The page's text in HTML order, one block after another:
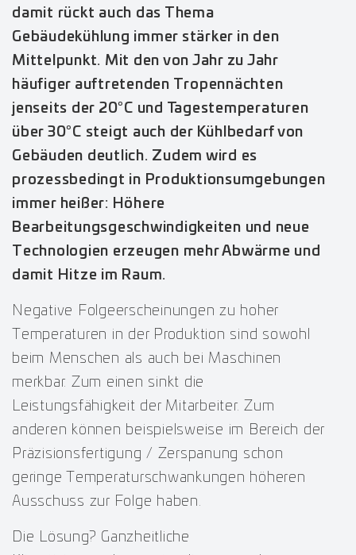
damit rückt auch das Thema
Gebäudekühlung immer stärker in den
Mittelpunkt. Mit den von Jahr zu Jahr
häufiger auftretenden Tropennächten
jenseits der 20°C und Tagestemperaturen
über 30°C steigt auch der Kühlbedarf von
Gebäuden deutlich. Zudem wird es
prozessbedingt in Produktionsumgebungen
immer heißer: Höhere
Bearbeitungsgeschwindigkeiten und neue
Technologien erzeugen mehr Abwärme und
damit Hitze im Raum.
Negative Folgeerscheinungen zu hoher
Temperaturen in der Produktion sind sowohl
beim Menschen als auch bei Maschinen
merkbar. Zum einen sinkt die
Leistungsfähigkeit der Mitarbeiter. Zum
anderen können beispielsweise im Bereich der
Präzisionsfertigung / Zerspanung schon
geringe Temperaturschwankungen höheren
Ausschuss zur Folge haben.
Die Lösung? Ganzheitliche